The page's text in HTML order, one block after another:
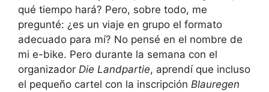
qué tiempo hará? Pero, sobre todo, me
pregunté: ¿es un viaje en grupo el formato
adecuado para mí? No pensé en el nombre de
mi e-bike. Pero durante la semana con el
organizador Die Landpartie, aprendí que incluso
el pequeño cartel con la inscripción Blauregen